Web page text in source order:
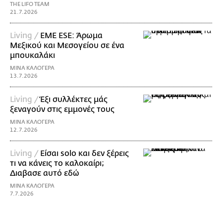
THE LIFO TEAM
21.7.2026
Living / EME ESE: Άρωμα
Μεξικού και Μεσογείου σε ένα
μπουκαλάκι
ΜΙΝΑ ΚΑΛΟΓΕΡΑ
13.7.2026
Living /Έξι συλλέκτες μάς
ξεναγούν στις εμμονές τους
ΜΙΝΑ ΚΑΛΟΓΕΡΑ
12.7.2026
Living / Είσαι solo και δεν ξέρεις
τι να κάνεις το καλοκαίρι;
Διαβασε αυτό εδώ
ΜΙΝΑ ΚΑΛΟΓΕΡΑ
7.7.2026